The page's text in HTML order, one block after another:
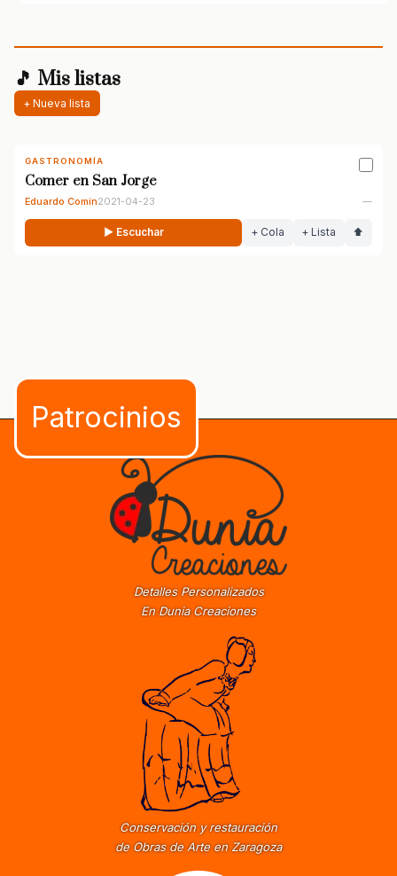
🎵 Mis listas
+ Nueva lista
GASTRONOMÍA
Comer en San Jorge
Eduardo Comín2021-04-23 —
▶ Escuchar + Cola + Lista ⬆
Detalles Personalizados
En Dunia Creaciones
Conservación y restauración
de Obras de Arte en Zaragoza